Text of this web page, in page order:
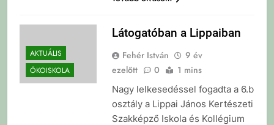
AKTUÁLIS
ÖKOISKOLA
Látogatóban a Lippaiban
Fehér István
9 év
ezelőtt
0 1 mins
Nagy lelkesedéssel fogadta a 6.b
osztály a Lippai János Kertészeti
Szakképző Iskola és Kollégium